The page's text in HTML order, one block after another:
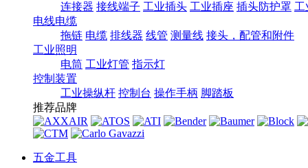
连接器 接线端子 工业插头 工业插座 插头防护罩 工
电线电缆
拖链 电缆 排线器 线管 测量线 接头，配管和附件
工业照明
电筒 工业灯管 指示灯
控制装置
工业操纵杆 控制台 操作手柄 脚踏板
推荐品牌
五金工具